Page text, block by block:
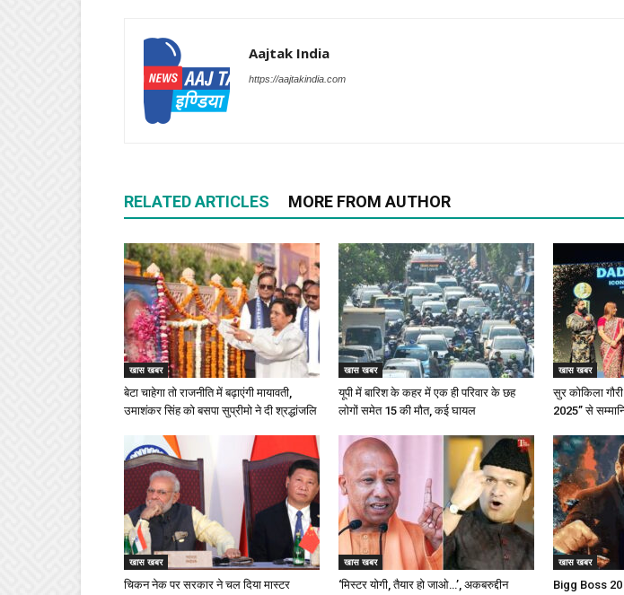
Aajtak India
https://aajtakindia.com
RELATED ARTICLES MORE FROM AUTHOR
खास खबर
बेटा चाहेगा तो राजनीति में बढ़ाएंगी मायावती,
उमाशंकर सिंह को बसपा सुप्रीमो ने दी श्रद्धांजलि
खास खबर
यूपी में बारिश के कहर में एक ही परिवार के छह
लोगों समेत 15 की मौत, कई घायल
खास खबर
सुर कोकिला
2025” से
खास खबर
चिकन नेक पर सरकार ने चल दिया मास्टर
खास खबर
‘मिस्टर योगी, तैयार हो जाओ…’, अकबरुद्दीन
खास खबर
Bigg Boss 20